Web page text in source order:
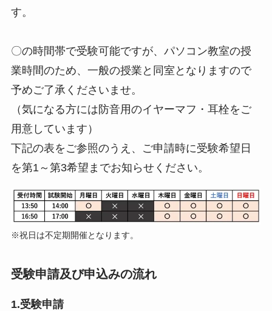
す。
〇の時間帯で受験可能ですが、パソコン教室の授
業時間のため、一般の授業と同室となりますので
予めご了承くださいませ。
（気になる方には防音用のイヤーマフ・耳栓をご
用意しています）
下記の表をご参照のうえ、ご申請時に受験希望日
を第1～第3希望までお知らせください。
※祝日は不定期開催となります。
受験申請及び申込みの流れ
1.受験申請